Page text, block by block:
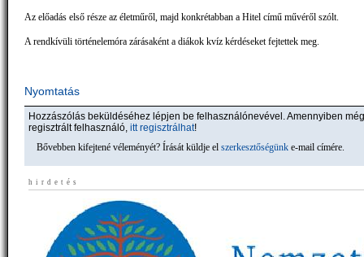
Az előadás első része az életműről, majd konkrétabban a Hitel című művéről szólt.
A rendkívüli történelemóra zárásaként a diákok kvíz kérdéseket fejtettek meg.
Nyomtatás
Hozzászólás beküldéséhez lépjen be felhasználónevével. Amennyiben
regisztrált felhasználó, itt regisztrálhat!
Bővebben kifejtené véleményét? Írását küldje el szerkesztőségünk e-mail címére.
hirdetés